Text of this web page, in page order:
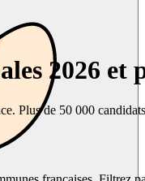
2026 et
Plus de 50 000